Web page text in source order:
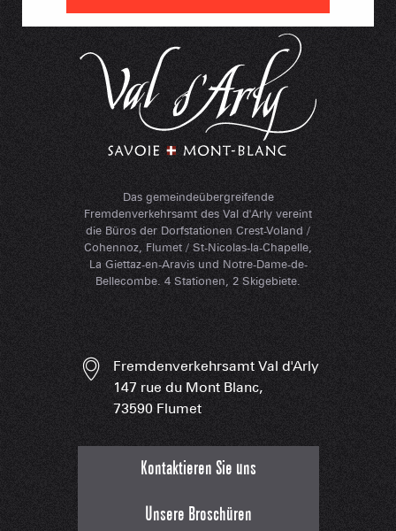
Das gemeindeübergreifende
Fremdenverkehrsamt des Val d'Arly vereint
die Büros der Dorfstationen Crest-Voland /
Cohennoz, Flumet / St-Nicolas-la-Chapelle,
La Giettaz-en-Aravis und Notre-Dame-de-
Bellecombe. 4 Stationen, 2 Skigebiete.
Fremdenverkehrsamt Val d'Arly
147 rue du Mont Blanc,
73590 Flumet
Kontaktieren Sie uns
Unsere Broschüren